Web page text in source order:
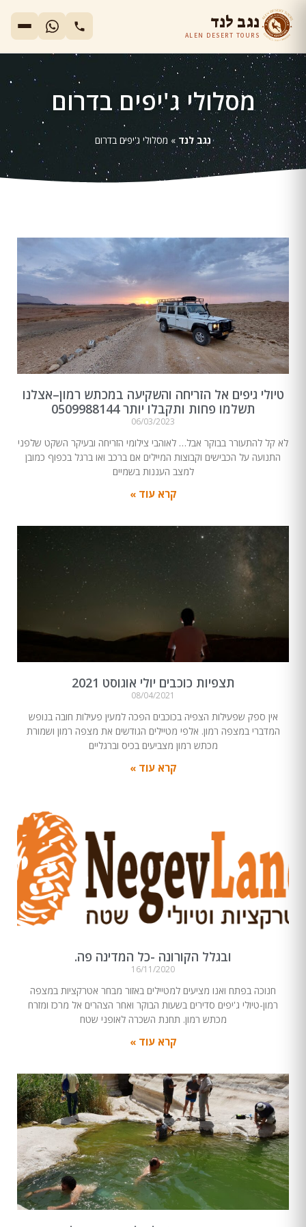
נגב לנד
ALEN DESERT TOURS
מסלולי ג'יפים בדרום
נגב לנד » מסלולי ג'יפים בדרום
טיולי גיפים אל הזריחה והשקיעה במכתש רמון–אצלנו
תשלמו פחות ותקבלו יותר 0509988144
06/03/2023
לא קל להתעורר בבוקר אבל… לאוהבי צילומי הזריחה ובעיקר השקט שלפני
התנועה על הכבישים וקבוצות המיילים אם ברכב ואו ברגל בכפוף כמובן
למצב העננות בשמיים
קרא עוד »
תצפיות כוכבים יולי אוגוסט 2021
08/04/2021
אין ספק שפעילות הצפיה בכוכבים הפכה למעין פעילות חובה בנופש
המדברי במצפה רמון. אלפי מטיילים הגודשים את מצפה רמון ושמורת
מכתש רמון מצביעים בכיס וברגליים
קרא עוד »
ובגלל הקורונה -כל המדינה פה.
16/11/2020
חנוכה בפתח ואנו מציעים למטיילים באזור מבחר אטרקציות במצפה
רמון-טיולי ג'יפים סדירים בשעות הבוקר ואחר הצהרים אל מרכז ומזרח
מכתש רמון. תחנת השכרה לאופני שטח
קרא עוד »